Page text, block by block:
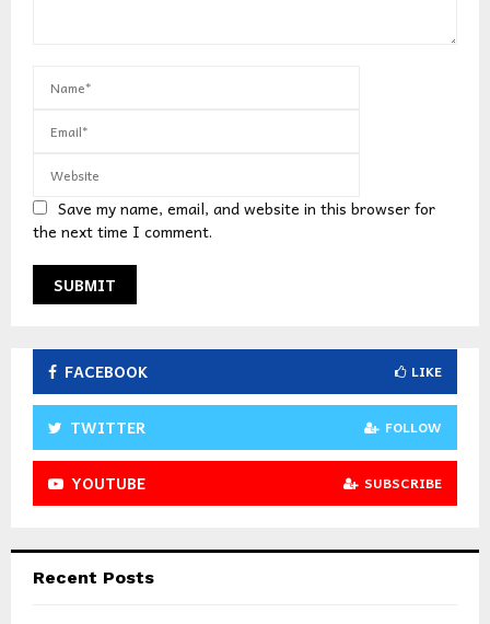
Save my name, email, and website in this browser for
the next time I comment.
FACEBOOK LIKE
TWITTER FOLLOW
YOUTUBE SUBSCRIBE
Recent Posts